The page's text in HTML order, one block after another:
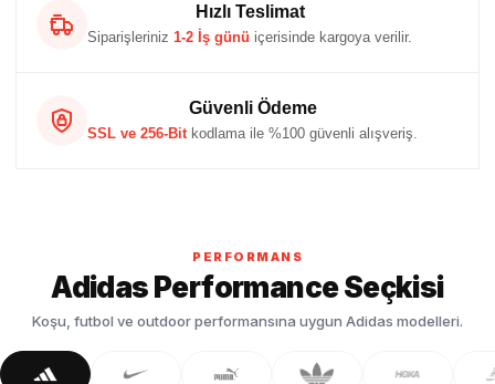
Hızlı Teslimat
Siparişleriniz 1-2 İş günü içerisinde kargoya verilir.
Güvenli Ödeme
SSL ve 256-Bit kodlama ile %100 güvenli alışveriş.
PERFORMANS
Adidas Performance Seçkisi
Koşu, futbol ve outdoor performansına uygun Adidas modelleri.